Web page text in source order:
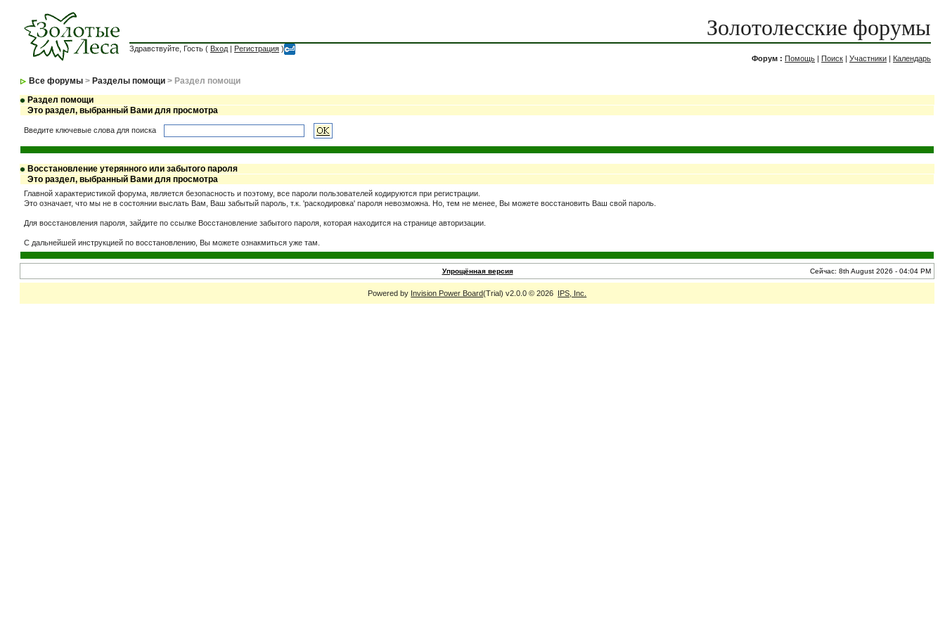
Золотолесские форумы
Здравствуйте, Гость ( Вход | Регистрация )
Форум : Помощь | Поиск | Участники | Календарь
Все форумы > Разделы помощи > Раздел помощи
Раздел помощи
Это раздел, выбранный Вами для просмотра
Введите ключевые слова для поиска
Восстановление утерянного или забытого пароля
Это раздел, выбранный Вами для просмотра
Главной характеристикой форума, является безопасность и поэтому, все пароли пользователей кодируются при регистрации.
Это означает, что мы не в состоянии выслать Вам, Ваш забытый пароль, т.к. 'раскодировка' пароля невозможна. Но, тем не менее, Вы можете восстановить Ваш свой пароль.
Для восстановления пароля, зайдите по ссылке Восстановление забытого пароля, которая находится на странице авторизации.
С дальнейшей инструкцией по восстановлению, Вы можете ознакмиться уже там.
Упрощённая версия Сейчас: 8th August 2026 - 04:04 PM
Powered by Invision Power Board(Trial) v2.0.0 © 2026 IPS, Inc.